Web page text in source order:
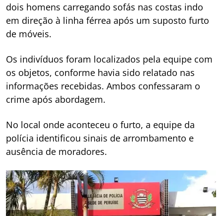
dois homens carregando sofás nas costas indo
em direção à linha férrea após um suposto furto
de móveis.
Os indivíduos foram localizados pela equipe com
os objetos, conforme havia sido relatado nas
informações recebidas. Ambos confessaram o
crime após abordagem.
No local onde aconteceu o furto, a equipe da
polícia identificou sinais de arrombamento e
ausência de moradores.